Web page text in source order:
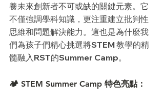
養未來創新者不可或缺的關鍵元素。它
不僅強調學科知識，更注重建立批判性
思維和問題解決能力。這也是為什麼我
們為孩子們精心挑選將STEM 教學的精
髓融入RST的Summer Camp。
🏕️ STEM Summer Camp 特色亮點：